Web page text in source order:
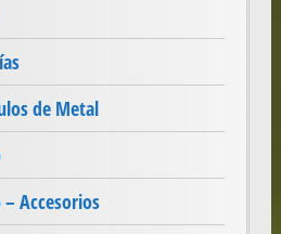
de Metal
Accesorios